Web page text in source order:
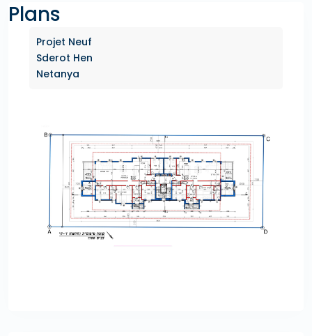
Plans
Projet Neuf
Sderot Hen
Netanya